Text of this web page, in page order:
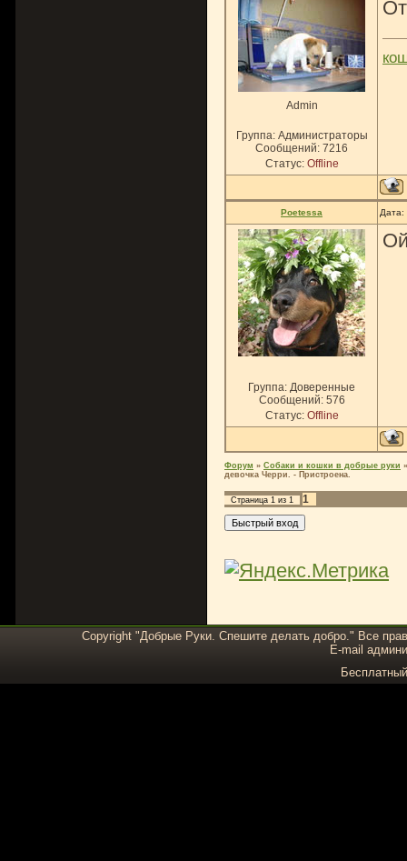
Admin
Группа: Администраторы
Сообщений: 7216
Статус: Offline
Poetessa Дата:
Группа: Доверенные
Сообщений: 576
Статус: Offline
Форум » Собаки и кошки в добрые руки »
девочка Черри. - Пристроена.
Страница 1 из 1 1
Copyright "Добрые Руки. Спешите делать добро." Все
E-mail